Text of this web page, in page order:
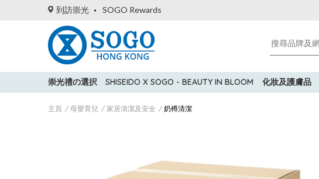
到訪崇光 SOGO Rewards
崇光禮の選択 SHISEIDO X SOGO - BEAUTY IN BLOOM 化妝及護膚品
主頁 母嬰育兒 家居清潔及安全 奶樽清潔